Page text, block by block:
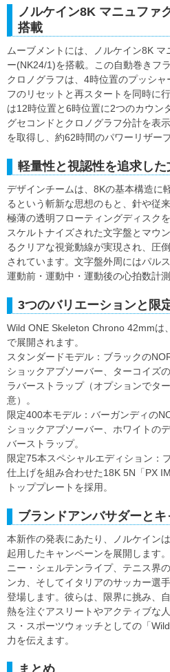
ノルケイン8K マニュファ
搭載
ムーブメントには、ノルケイン8K
ー(NK24/1)を搭載。この自動巻きフ
クロノグラフは、4時位置のプッシ
フのリセットと再スタートを同時に
は12時位置と6時位置に2つのカウン
グセコンドとクロノグラフ分計を表
を取得し、約62時間のパワーリザー
軽量性と視認性を追求した
デザインチームは、8Kの基本構造に
るという斬新な思想のもと、針や従
極薄の透明フローティングディスク
スケルトナイズされた文字盤とマウ
るクリアな視覚動線が実現され、圧
されています。文字盤外周にはパル
運動前・運動中・運動後の心拍数計測
3つのバリエーションと限
Wild ONE Skeleton Chrono 42mmは
で展開されます。
スタンダードモデル：ブラックの
ショックアブソーバー、ターコイズ
ラバーストラップ（オプションでタ
意）。
限定400本モデル：バーガンディの
ショックアブソーバー、ホワイトの
バーストラップ。
限定75本スペシャルエディション：
仕上げを組み合わせた18K 5N「PX
トッププレートを採用。
ブランドアンバサダーと
本新作の発表にあたり、ノルケイン
起用したキャンペーンを展開します
ニー・シェルテンライプ、テニス界
ンカ、そしてイタリアのサッカー選
登場します。彼らは、限界に挑み、
熱を注ぐアスリートやアクティブな
ス・スポーツウォッチとしての「
力を伝えます。
まとめ